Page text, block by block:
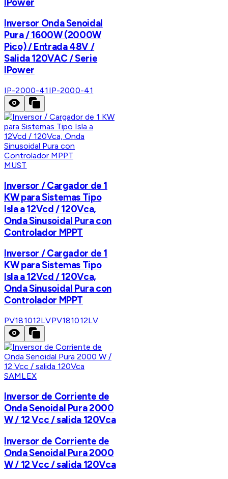
Inversor Onda Senoidal
Pura / 1600W (2000W
Pico) / Entrada 48V /
Salida 120VAC / Serie
IPower
IP-2000-41 IP-2000-41
MUST
Inversor / Cargador de 1
KW para Sistemas Tipo
Isla a 12Vcd / 120Vca,
Onda Sinusoidal Pura con
Controlador MPPT
Inversor / Cargador de 1
KW para Sistemas Tipo
Isla a 12Vcd / 120Vca,
Onda Sinusoidal Pura con
Controlador MPPT
PV181012LVPV181012LV
SAMLEX
Inversor de Corriente de
Onda Senoidal Pura 2000
W / 12 Vcc / salida 120Vca
Inversor de Corriente de
Onda Senoidal Pura 2000
W / 12 Vcc / salida 120Vca